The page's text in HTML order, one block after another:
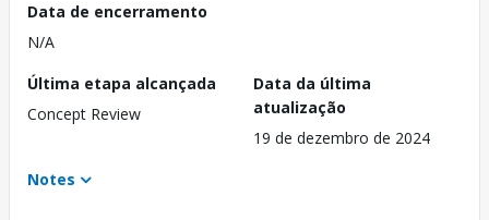
Data de encerramento
N/A
Última etapa alcançada
Concept Review
Data da última
atualização
19 de dezembro de 2024
Notes